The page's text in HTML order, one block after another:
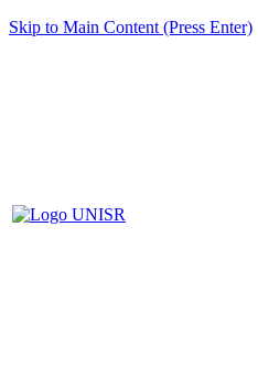
Skip to Main Content (Press Enter)